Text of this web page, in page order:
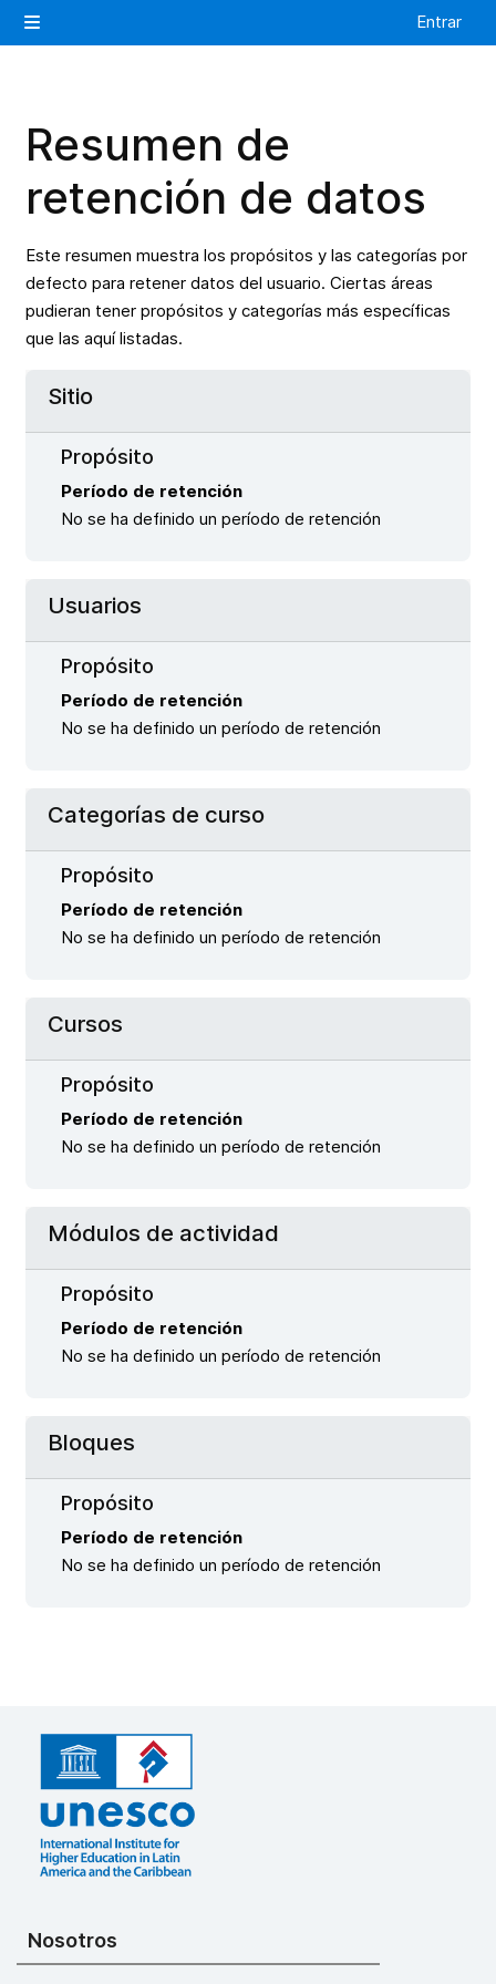
Entrar
Resumen de
retención de datos
Este resumen muestra los propósitos y las categorías por
defecto para retener datos del usuario. Ciertas áreas
pudieran tener propósitos y categorías más específicas
que las aquí listadas.
Sitio
Propósito
Período de retención
No se ha definido un período de retención
Usuarios
Propósito
Período de retención
No se ha definido un período de retención
Categorías de curso
Propósito
Período de retención
No se ha definido un período de retención
Cursos
Propósito
Período de retención
No se ha definido un período de retención
Módulos de actividad
Propósito
Período de retención
No se ha definido un período de retención
Bloques
Propósito
Período de retención
No se ha definido un período de retención
Nosotros